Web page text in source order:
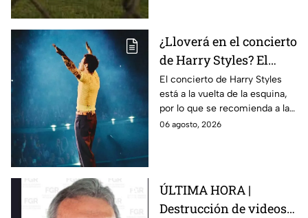
¿Lloverá en el concierto
de Harry Styles? El
pronóstico del clima
para este viernes en
CDMX
El concierto de Harry Styles
está a la vuelta de la esquina,
por lo que se recomienda a las
y los fanáticos revisar el clima
06 agosto, 2026
ÚLTIMA HORA |
Destrucción de videos